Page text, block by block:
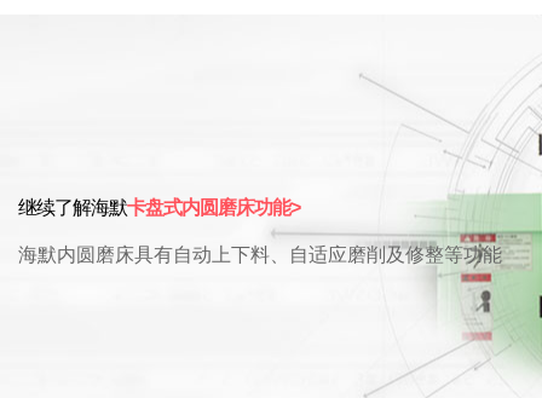
继续了解海默卡盘式内圆磨床功能>
海默内圆磨床具有自动上下料、自适应磨削及修整等功能